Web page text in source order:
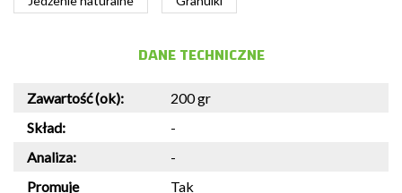
DANE TECHNICZNE
Zawartość (ok):
200 gr
Skład:
-
Analiza:
-
Promuje
Tak